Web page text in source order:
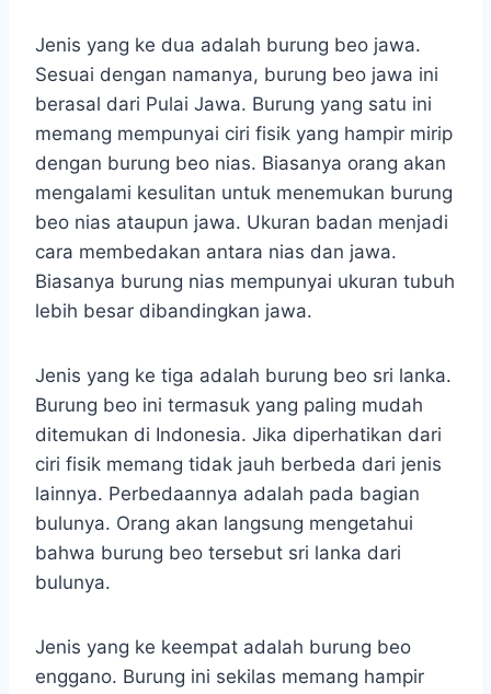
Jenis yang ke dua adalah burung beo jawa.
Sesuai dengan namanya, burung beo jawa ini
berasal dari Pulai Jawa. Burung yang satu ini
memang mempunyai ciri fisik yang hampir mirip
dengan burung beo nias. Biasanya orang akan
mengalami kesulitan untuk menemukan burung
beo nias ataupun jawa. Ukuran badan menjadi
cara membedakan antara nias dan jawa.
Biasanya burung nias mempunyai ukuran tubuh
lebih besar dibandingkan jawa.
Jenis yang ke tiga adalah burung beo sri lanka.
Burung beo ini termasuk yang paling mudah
ditemukan di Indonesia. Jika diperhatikan dari
ciri fisik memang tidak jauh berbeda dari jenis
lainnya. Perbedaannya adalah pada bagian
bulunya. Orang akan langsung mengetahui
bahwa burung beo tersebut sri lanka dari
bulunya.
Jenis yang ke keempat adalah burung beo
enggano. Burung ini sekilas memang hampir